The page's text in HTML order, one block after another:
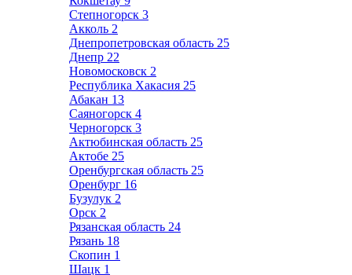
Степногорск 3
Акколь 2
Днепропетровская область 25
Днепр 22
Новомосковск 2
Республика Хакасия 25
Абакан 13
Саяногорск 4
Черногорск 3
Актюбинская область 25
Актобе 25
Оренбургская область 25
Оренбург 16
Бузулук 2
Орск 2
Рязанская область 24
Рязань 18
Скопин 1
Шацк 1